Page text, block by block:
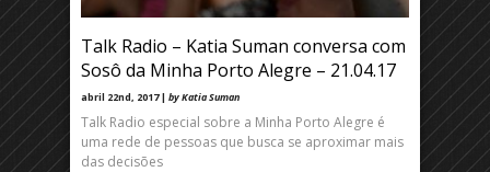
Talk Radio – Katia Suman conversa com
Sosô da Minha Porto Alegre – 21.04.17
abril 22nd, 2017 | by Katia Suman
Talk Radio especial sobre a Minha Porto Alegre é
uma rede de pessoas que busca se aproximar mais
das decisões